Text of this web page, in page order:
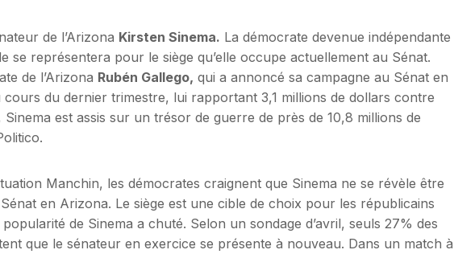
de l’Arizona Kirsten Sinema. La démocrate devenue indépendante
se représentera pour le siège qu’elle occupe actuellement au Sénat.
de l’Arizona Rubén Gallego, qui a annoncé sa campagne au Sénat en
cours du dernier trimestre, lui rapportant 3,1 millions de dollars contre
Sinema est assis sur un trésor de guerre de près de 10,8 millions de
Manchin, les démocrates craignent que Sinema ne se révèle être
en Arizona. Le siège est une cible de choix pour les républicains
de Sinema a chuté. Selon un sondage d’avril, seuls 27% des
que le sénateur en exercice se présente à nouveau. Dans un match à